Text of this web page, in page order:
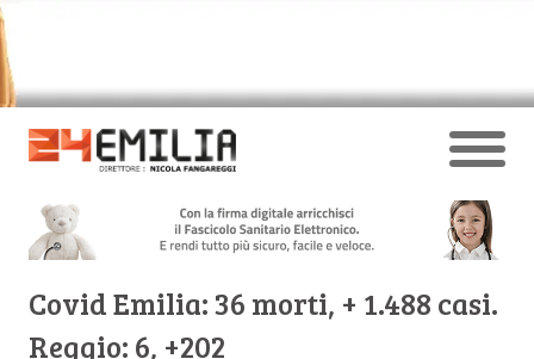
Covid Emilia: 36 morti, + 1.488 casi.
Reggio: 6, +202